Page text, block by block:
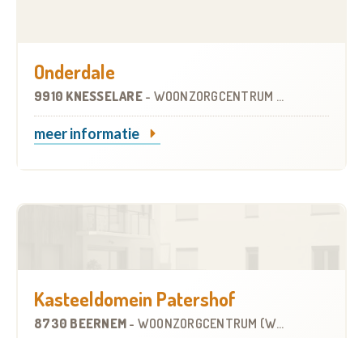
Onderdale
9910 KNESSELARE - WOONZORGCENTRUM (WZC)
meer informatie
Kasteeldomein Patershof
8730 BEERNEM - WOONZORGCENTRUM (WZC)